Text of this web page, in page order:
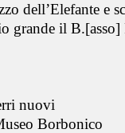
dell’Elefante e
grande il
nuovi
Borbonico